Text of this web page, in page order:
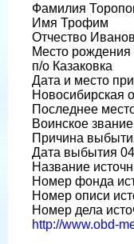
Фамилия
Имя Трофим
Отчество
Место рождения
п/о Казаковка
Дата и место
Новосибирская
Последнее
Воинское
Причина
Дата выбытия
Название
Номер фонда
Номер описи
Номер дела
http://www.obd-